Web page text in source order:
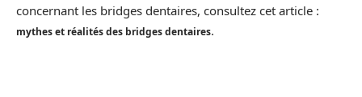
concernant les bridges dentaires, consultez cet article :
mythes et réalités des bridges dentaires.